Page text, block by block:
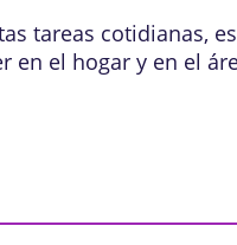
tareas cotidianas,
en el hogar y en el